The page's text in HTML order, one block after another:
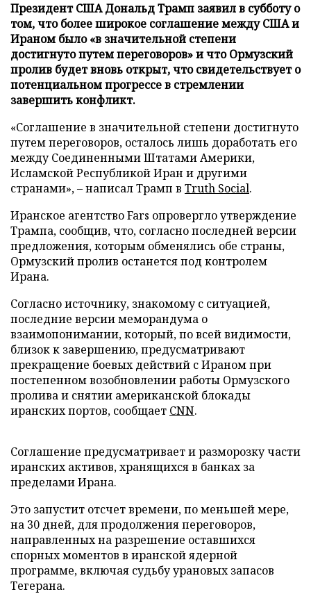
Президент США Дональд Трамп заявил в субботу о
том, что более широкое соглашение между США и
Ираном было «в значительной степени
достигнуто путем переговоров» и что Ормузский
пролив будет вновь открыт, что свидетельствует о
потенциальном прогрессе в стремлении
завершить конфликт.
«Соглашение в значительной степени достигнуто
путем переговоров, осталось лишь доработать его
между Соединенными Штатами Америки,
Исламской Республикой Иран и другими
странами», – написал Трамп в Truth Social.
Иранское агентство Fars опровергло утверждение
Трампа, сообщив, что, согласно последней версии
предложения, которым обменялись обе страны,
Ормузский пролив останется под контролем
Ирана.
Согласно источнику, знакомому с ситуацией,
последние версии меморандума о
взаимопонимании, который, по всей видимости,
близок к завершению, предусматривают
прекращение боевых действий с Ираном при
постепенном возобновлении работы Ормузского
пролива и снятии американской блокады
иранских портов, сообщает CNN.
Соглашение предусматривает и разморозку части
иранских активов, хранящихся в банках за
пределами Ирана.
Это запустит отсчет времени, по меньшей мере,
на 30 дней, для продолжения переговоров,
направленных на разрешение оставшихся
спорных моментов в иранской ядерной
программе, включая судьбу урановых запасов
Тегерана.